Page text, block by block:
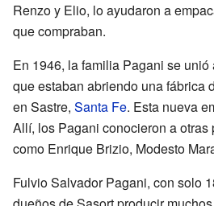
Renzo y Elio, lo ayudaron a
que compraban.
En 1946, la familia Pagani se
que estaban abriendo una fábrica
en Sastre, Santa Fe. Esta nueva
Allí, los Pagani conocieron a otras
como Enrique Brizio, Modesto
Fulvio Salvador Pagani, con solo